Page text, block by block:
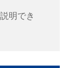
明でき